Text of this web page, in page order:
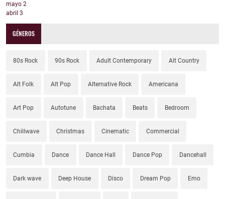
mayo 2
abril 3
GÉNEROS
80s Rock 90s Rock Adult Contemporary Alt Country
Alt Folk Alt Pop Alternative Rock Americana
Art Pop Autotune Bachata Beats Bedroom
Chillwave Christmas Cinematic Commercial
Cumbia Dance Dance Hall Dance Pop Dancehall
Dark wave Deep House Disco Dream Pop Emo